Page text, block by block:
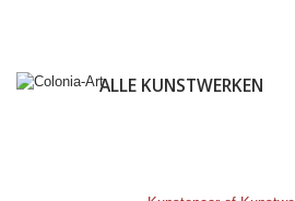
ALLE KUNSTWERKEN